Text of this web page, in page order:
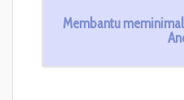
Membantu